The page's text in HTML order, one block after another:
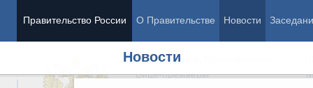
Правительство России О Правительстве Новости
Новости
Председатель Правительства
Вице-премьеры